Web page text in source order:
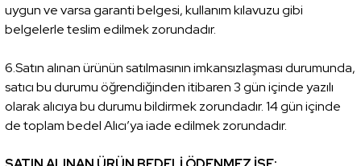
uygun ve varsa garanti belgesi, kullanım kılavuzu gibi
belgelerle teslim edilmek zorundadır.
6.Satın alınan ürünün satılmasının imkansızlaşması durumunda,
satıcı bu durumu öğrendiğinden itibaren 3 gün içinde yazılı
olarak alıcıya bu durumu bildirmek zorundadır. 14 gün içinde
de toplam bedel Alıcı’ya iade edilmek zorundadır.